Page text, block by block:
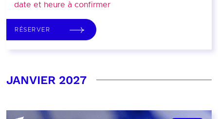
date et heure à confirmer
RÉSERVER
JANVIER 2027